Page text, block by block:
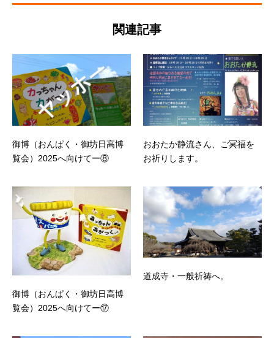
関連記事
御博（おんぱく・御坊日高博
覧会）2025へ向けてー⑧
おおたか静流さん、ご冥福を
お祈りします。
御博（おんぱく・御坊日高博
覧会）2025へ向けてー⑰
道成寺・一般祈祷へ。